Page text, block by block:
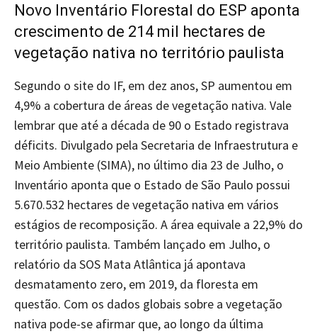
Novo Inventário Florestal do ESP aponta
crescimento de 214 mil hectares de
vegetação nativa no território paulista
Segundo o site do IF, em dez anos, SP aumentou em
4,9% a cobertura de áreas de vegetação nativa. Vale
lembrar que até a década de 90 o Estado registrava
déficits. Divulgado pela Secretaria de Infraestrutura e
Meio Ambiente (SIMA), no último dia 23 de Julho, o
Inventário aponta que o Estado de São Paulo possui
5.670.532 hectares de vegetação nativa em vários
estágios de recomposição. A área equivale a 22,9% do
território paulista. Também lançado em Julho, o
relatório da SOS Mata Atlântica já apontava
desmatamento zero, em 2019, da floresta em
questão. Com os dados globais sobre a vegetação
nativa pode-se afirmar que, ao longo da última